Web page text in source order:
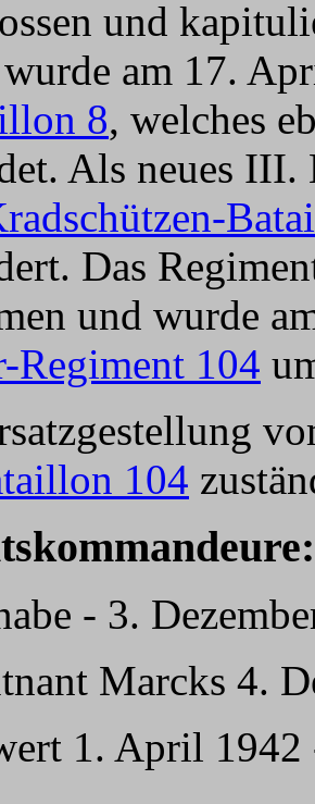
und
am 17.
8, welches
Als neues
Das
und wurde
Regiment 104
104
- 3.
Marcks 4.
1. April 1942